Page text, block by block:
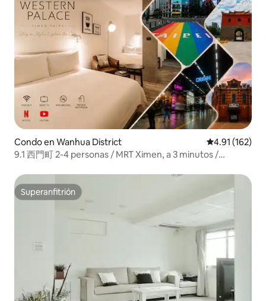
Condo en Wanhua District Calificación
4.91 (162)
9.1 西門町 2-4 personas / MRT Ximen, a 3 minutos /
Superanfitrión
Superanfitrión